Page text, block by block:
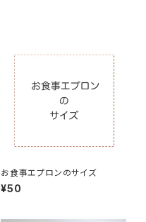
お食事エプロンのサイズ
¥50